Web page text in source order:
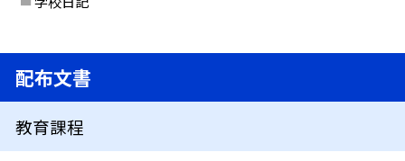
配布文書
教育課程